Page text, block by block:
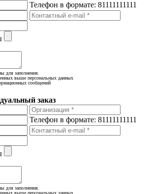
Телефон в формате: 81111111111
для заполнения.
выше персональных данных
сообщений
заказ
Телефон в формате: 81111111111
для заполнения.
выше персональных данных